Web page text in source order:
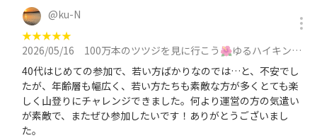
@ku-N
★★★★★
2026/05/16
100万本のツツジを見に行こう🌺ゆるハイキング🌺に参加
40代はじめての参加で、若い方ばかりなのでは…と、不安でし
たが、年齢層も幅広く、若い方たちも素敵な方が多くとても楽
しく山登りにチャレンジできました。何より運営の方の気遣い
が素敵で、またぜひ参加したいです！ありがとうございまし
た。